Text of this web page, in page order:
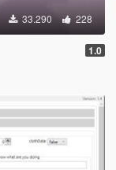
33.290 228
1.0